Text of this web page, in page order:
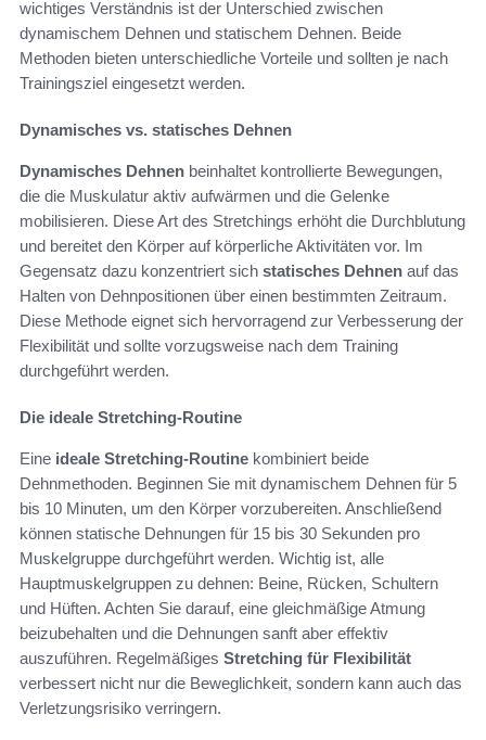
wichtiges Verständnis ist der Unterschied zwischen
dynamischem Dehnen und statischem Dehnen. Beide
Methoden bieten unterschiedliche Vorteile und sollten je nach
Trainingsziel eingesetzt werden.
Dynamisches vs. statisches Dehnen
Dynamisches Dehnen beinhaltet kontrollierte Bewegungen,
die die Muskulatur aktiv aufwärmen und die Gelenke
mobilisieren. Diese Art des Stretchings erhöht die Durchblutung
und bereitet den Körper auf körperliche Aktivitäten vor. Im
Gegensatz dazu konzentriert sich statisches Dehnen auf das
Halten von Dehnpositionen über einen bestimmten Zeitraum.
Diese Methode eignet sich hervorragend zur Verbesserung der
Flexibilität und sollte vorzugsweise nach dem Training
durchgeführt werden.
Die ideale Stretching-Routine
Eine ideale Stretching-Routine kombiniert beide
Dehnmethoden. Beginnen Sie mit dynamischem Dehnen für 5
bis 10 Minuten, um den Körper vorzubereiten. Anschließend
können statische Dehnungen für 15 bis 30 Sekunden pro
Muskelgruppe durchgeführt werden. Wichtig ist, alle
Hauptmuskelgruppen zu dehnen: Beine, Rücken, Schultern
und Hüften. Achten Sie darauf, eine gleichmäßige Atmung
beizubehalten und die Dehnungen sanft aber effektiv
auszuführen. Regelmäßiges Stretching für Flexibilität
verbessert nicht nur die Beweglichkeit, sondern kann auch das
Verletzungsrisiko verringern.